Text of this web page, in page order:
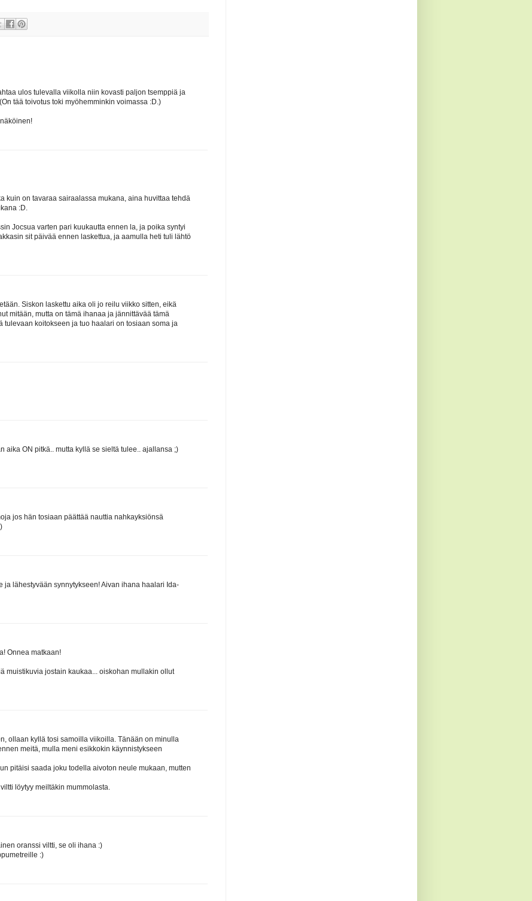
ulos tulevalla viikolla niin kovasti paljon tsemppiä ja
tää toivotus toki myöhemminkin voimassa :D.)
kuin on tavaraa sairaalassa mukana, aina huvittaa tehdä
:D.
Jocsua varten pari kuukautta ennen la, ja poika syntyi
sit päivää ennen laskettua, ja aamulla heti tuli lähtö
Siskon laskettu aika oli jo reilu viikko sitten, eikä
mitään, mutta on tämä ihanaa ja jännittävää tämä
tulevaan koitokseen ja tuo haalari on tosiaan soma ja
aika ON pitkä.. mutta kyllä se sieltä tulee.. ajallansa ;)
jos hän tosiaan päättää nauttia nahkayksiönsä
ja lähestyvään synnytykseen! Aivan ihana haalari Ida-
Onnea matkaan!
muistikuvia jostain kaukaa... oiskohan mullakin ollut
ollaan kyllä tosi samoilla viikoilla. Tänään on minulla
meitä, mulla meni esikkokin käynnistykseen
pitäisi saada joku todella aivoton neule mukaan, mutten
löytyy meiltäkin mummolasta.
oranssi viltti, se oli ihana :)
:)